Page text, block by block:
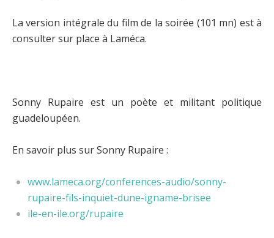
La version intégrale du film de la soirée (101 mn) est à
consulter sur place à Laméca.
Sonny Rupaire est un poète et militant politique
guadeloupéen.
En savoir plus sur Sonny Rupaire :
www.lameca.org/conferences-audio/sonny-
rupaire-fils-inquiet-dune-igname-brisee
ile-en-ile.org/rupaire